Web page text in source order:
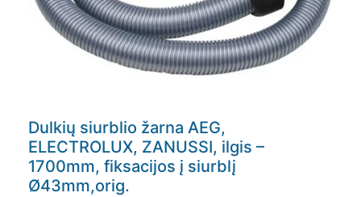
Dulkių siurblio žarna AEG,
ELECTROLUX, ZANUSSI, ilgis –
1700mm, fiksacijos į siurblį
Ø43mm,orig.